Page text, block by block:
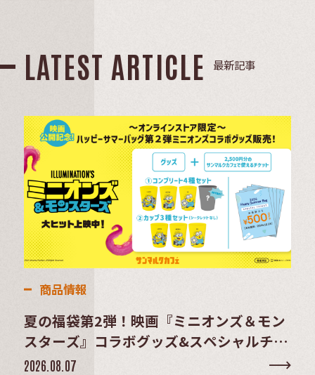
LATEST ARTICLE 最新記事
商品情報
夏の福袋第2弾！映画『ミニオンズ＆モン
スターズ』コラボグッズ&スペシャルチケ
ットセット登場！
2026.08.07